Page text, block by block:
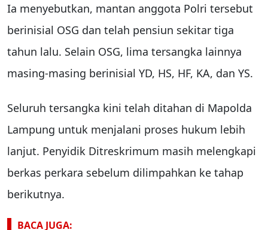
Ia menyebutkan, mantan anggota Polri tersebut
berinisial OSG dan telah pensiun sekitar tiga
tahun lalu. Selain OSG, lima tersangka lainnya
masing-masing berinisial YD, HS, HF, KA, dan YS.
Seluruh tersangka kini telah ditahan di Mapolda
Lampung untuk menjalani proses hukum lebih
lanjut. Penyidik Ditreskrimum masih melengkapi
berkas perkara sebelum dilimpahkan ke tahap
berikutnya.
BACA JUGA: